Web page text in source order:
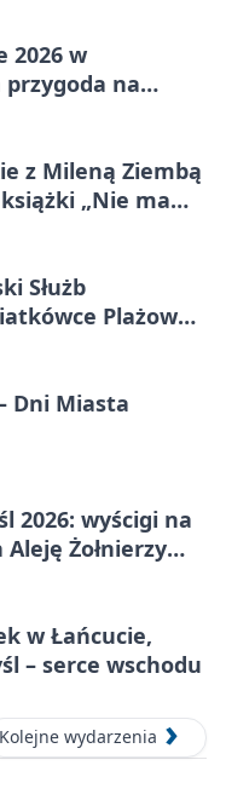
2026 w
przygoda na
z Mileną Ziembą
„Nie mam
Służb
Plażowej
Dni Miasta
2026: wyścigi na
Żołnierzy
w Łańcucie,
– serce wschodu
Kolejne wydarzenia